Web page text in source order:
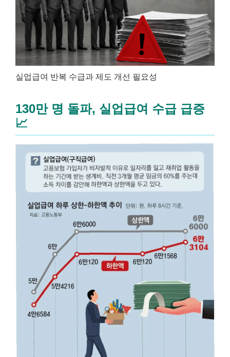
실업급여 반복 수급과 제도 개선 필요성
130만 명 돌파, 실업급여 수급 급증
📈